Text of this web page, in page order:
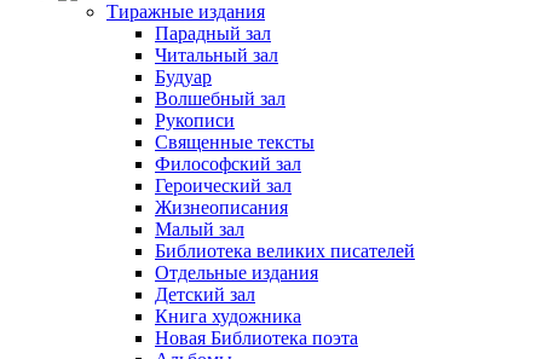
Тиражные издания
Парадный зал
Читальный зал
Будуар
Волшебный зал
Рукописи
Священные тексты
Философский зал
Героический зал
Жизнеописания
Малый зал
Библиотека великих писателей
Отдельные издания
Детский зал
Книга художника
Новая Библиотека поэта